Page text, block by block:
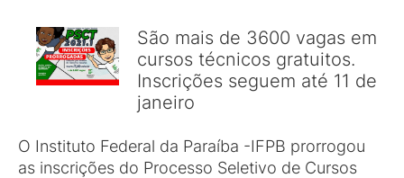
São mais de 3600 vagas em
cursos técnicos gratuitos.
Inscrições seguem até 11 de
janeiro
O Instituto Federal da Paraíba -IFPB prorrogou
as inscrições do Processo Seletivo de Cursos